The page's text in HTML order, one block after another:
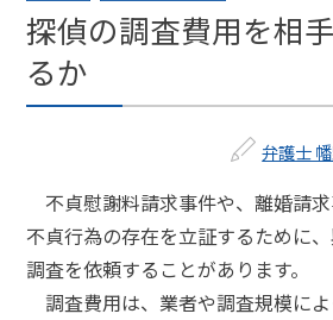
探偵の調査費用を相
るか
弁護士
不貞慰謝料請求事件や、離婚請
不貞行為の存在を立証するために
調査を依頼することがあります。
調査費用は、業者や調査規模に